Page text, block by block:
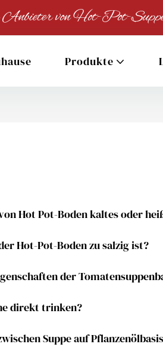
Anbieter von Hot-Pot-
Produkte
Hot Pot-Boden kaltes oder
Hot-Pot-Boden zu salzig ist?
der
direkt trinken?
Suppe auf